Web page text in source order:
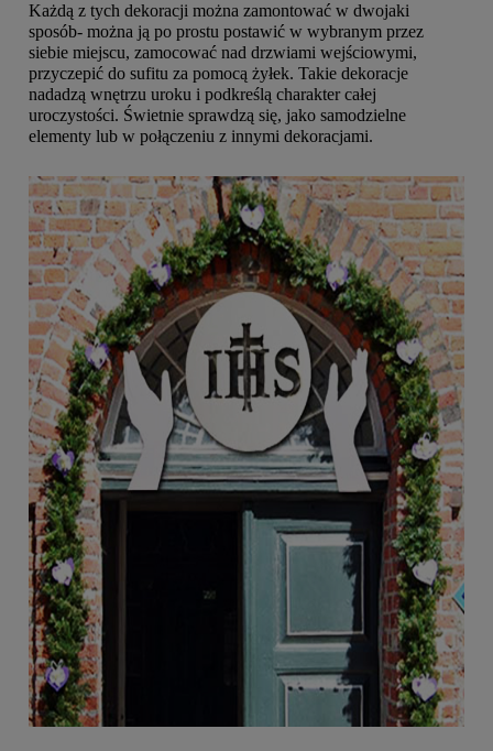
Każdą z tych dekoracji można zamontować w dwojaki
sposób- można ją po prostu postawić w wybranym przez
siebie miejscu, zamocować nad drzwiami wejściowymi,
przyczepić do sufitu za pomocą żyłek. Takie dekoracje
nadadzą wnętrzu uroku i podkreślą charakter całej
uroczystości. Świetnie sprawdzą się, jako samodzielne
elementy lub w połączeniu z innymi dekoracjami.